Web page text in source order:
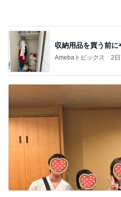
収納用品を買う前に
Amebaトピックス 2